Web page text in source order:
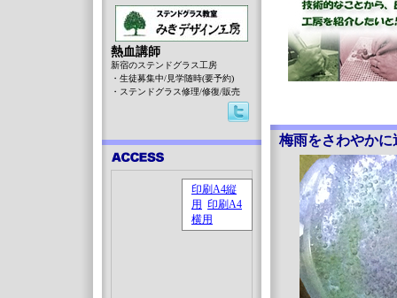
梅雨をさわやか
熱血講師
新宿のステンドグラス工房
・生徒募集中/見学随時(要予約)
・ステンドグラス修理/修復/販売